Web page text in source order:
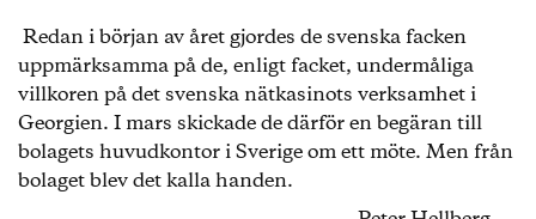
Redan i början av året gjordes de svenska facken
uppmärksamma på de, enligt facket, undermåliga
villkoren på det svenska nätkasinots verksamhet i
Georgien. I mars skickade de därför en begäran till
bolagets huvudkontor i Sverige om ett möte. Men från
bolaget blev det kalla handen.